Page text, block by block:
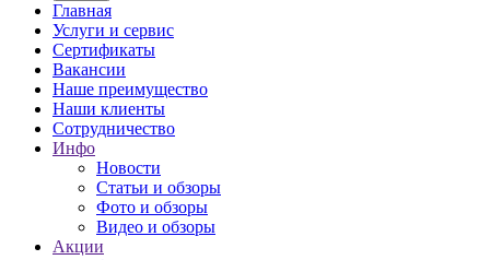
Главная
Услуги и сервис
Сертификаты
Вакансии
Наше преимущество
Наши клиенты
Сотрудничество
Инфо
Новости
Статьи и обзоры
Фото и обзоры
Видео и обзоры
Акции